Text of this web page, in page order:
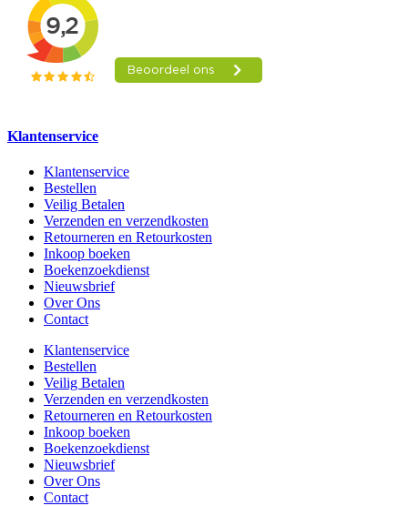
Klantenservice
Klantenservice
Bestellen
Veilig Betalen
Verzenden en verzendkosten
Retourneren en Retourkosten
Inkoop boeken
Boekenzoekdienst
Nieuwsbrief
Over Ons
Contact
Klantenservice
Bestellen
Veilig Betalen
Verzenden en verzendkosten
Retourneren en Retourkosten
Inkoop boeken
Boekenzoekdienst
Nieuwsbrief
Over Ons
Contact